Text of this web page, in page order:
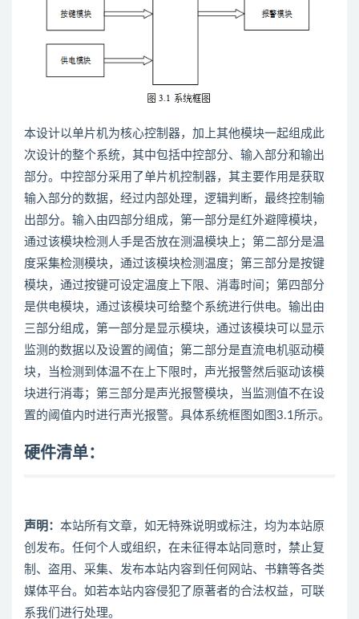
本设计以单片机为核心控制器，加上其他模块一起组成此
次设计的整个系统，其中包括中控部分、输入部分和输出
部分。中控部分采用了单片机控制器，其主要作用是获取
输入部分的数据，经过内部处理，逻辑判断，最终控制输
出部分。输入由四部分组成，第一部分是红外避障模块，
通过该模块检测人手是否放在测温模块上；第二部分是温
度采集检测模块，通过该模块检测温度；第三部分是按键
模块，通过按键可设定温度上下限、消毒时间；第四部分
是供电模块，通过该模块可给整个系统进行供电。输出由
三部分组成，第一部分是显示模块，通过该模块可以显示
监测的数据以及设置的阈值；第二部分是直流电机驱动模
块，当检测到体温不在上下限时，声光报警然后驱动该模
块进行消毒；第三部分是声光报警模块，当监测值不在设
置的阈值内时进行声光报警。具体系统框图如图3.1所示。
硬件清单：
声明： 本站所有文章，如无特殊说明或标注，均为本站原
创发布。任何个人或组织，在未征得本站同意时，禁止复
制、盗用、采集、发布本站内容到任何网站、书籍等各类
媒体平台。如若本站内容侵犯了原著者的合法权益，可联
系我们进行处理。